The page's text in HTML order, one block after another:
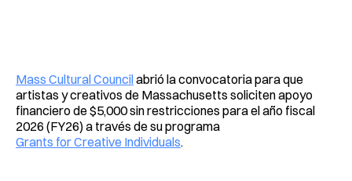
Mass Cultural Councilabrió la convocatoria para que
artistas y creativos de Massachusetts soliciten apoyo
financiero de $5,000 sin restricciones para el año fiscal
2026 (FY26) a través de su programa
Grants for Creative Individuals.